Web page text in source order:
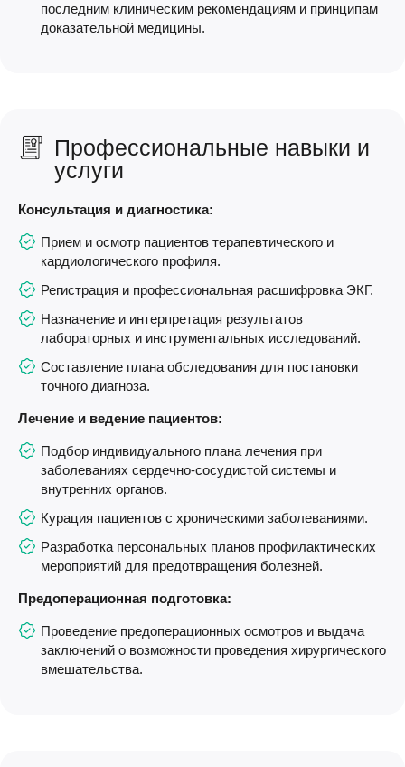
последним клиническим рекомендациям и принципам
доказательной медицины.
Профессиональные навыки и
услуги
Консультация и диагностика:
Прием и осмотр пациентов терапевтического и
кардиологического профиля.
Регистрация и профессиональная расшифровка ЭКГ.
Назначение и интерпретация результатов
лабораторных и инструментальных исследований.
Составление плана обследования для постановки
точного диагноза.
Лечение и ведение пациентов:
Подбор индивидуального плана лечения при
заболеваниях сердечно-сосудистой системы и
внутренних органов.
Курация пациентов с хроническими заболеваниями.
Разработка персональных планов профилактических
мероприятий для предотвращения болезней.
Предоперационная подготовка:
Проведение предоперационных осмотров и выдача
заключений о возможности проведения хирургического
вмешательства.